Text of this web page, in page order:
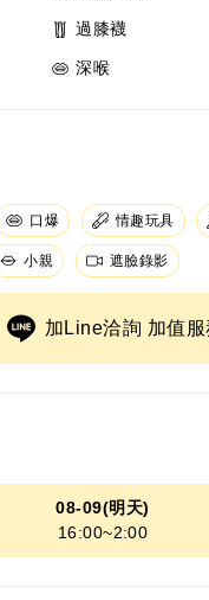
過膝襪
深喉
口爆 情趣玩具
小親 遮臉錄影
加Line洽詢 加值服
08-09(明天)
16:00~2:00